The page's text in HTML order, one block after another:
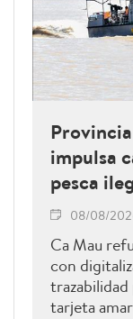
impulsa
pesca
08/08/
Ca Mau
con
tarjeta